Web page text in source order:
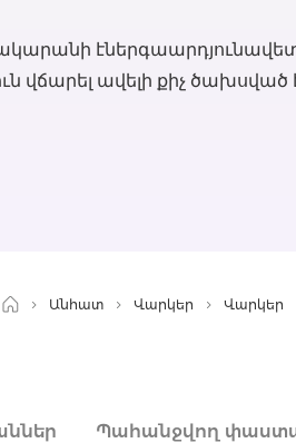
վճարել ավելի քիչ ծախսված
Անհատ Վարկեր Վարկեր
Պահանջվող